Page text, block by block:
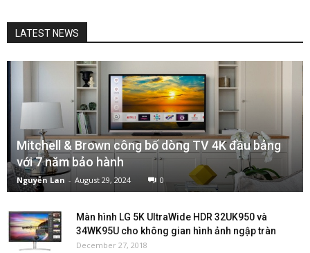
LATEST NEWS
Mitchell & Brown công bố dòng TV 4K đầu bảng
với 7 năm bảo hành
Nguyễn Lan - August 29, 2024 0
Màn hình LG 5K UltraWide HDR 32UK950 và
34WK95U cho không gian hình ảnh ngập tràn
December 27, 2018